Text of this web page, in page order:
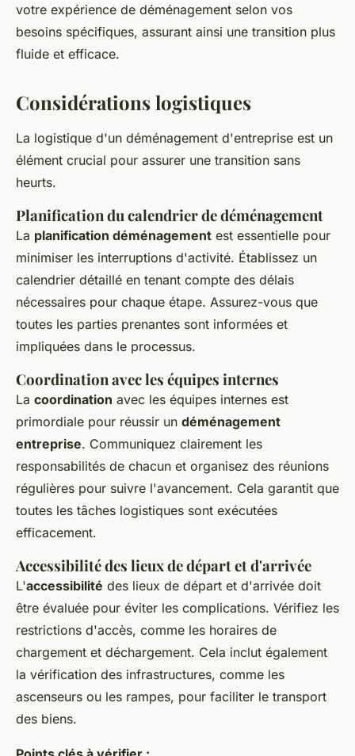
votre expérience de déménagement selon vos
besoins spécifiques, assurant ainsi une transition plus
fluide et efficace.
Considérations logistiques
La logistique d'un déménagement d'entreprise est un
élément crucial pour assurer une transition sans
heurts.
Planification du calendrier de déménagement
La planification déménagement est essentielle pour
minimiser les interruptions d'activité. Établissez un
calendrier détaillé en tenant compte des délais
nécessaires pour chaque étape. Assurez-vous que
toutes les parties prenantes sont informées et
impliquées dans le processus.
Coordination avec les équipes internes
La coordination avec les équipes internes est
primordiale pour réussir un déménagement
entreprise. Communiquez clairement les
responsabilités de chacun et organisez des réunions
régulières pour suivre l'avancement. Cela garantit que
toutes les tâches logistiques sont exécutées
efficacement.
Accessibilité des lieux de départ et d'arrivée
L'accessibilité des lieux de départ et d'arrivée doit
être évaluée pour éviter les complications. Vérifiez les
restrictions d'accès, comme les horaires de
chargement et déchargement. Cela inclut également
la vérification des infrastructures, comme les
ascenseurs ou les rampes, pour faciliter le transport
des biens.